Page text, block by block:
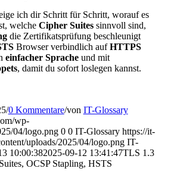
ich dir Schritt für Schritt, worauf es
welche Cipher Suitessinnvoll sind,
die Zertifikatsprüfung beschleunigt
Browser verbindlich aufHTTPS
einfacher Spracheund mit
, damit du sofort loslegen kannst.
/0 Kommentare/von IT-Glossary
wp-
04/logo.png 0 0 IT-Glossary https://it-
uploads/2025/04/logo.png IT-
10:00:382025-09-12 13:41:47TLS 1.3
OCSP Stapling, HSTS